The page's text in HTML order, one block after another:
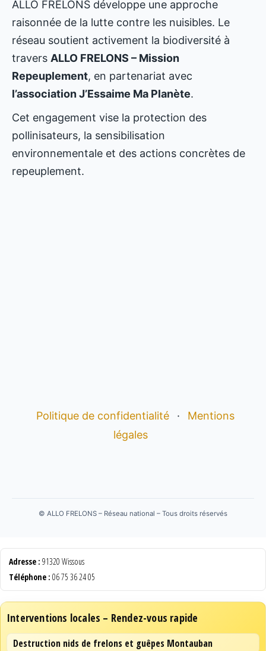
ALLO FRELONS développe une approche
raisonnée de la lutte contre les nuisibles. Le
réseau soutient activement la biodiversité à
travers ALLO FRELONS – Mission
Repeuplement, en partenariat avec
l’association J’Essaime Ma Planète.
Cet engagement vise la protection des
pollinisateurs, la sensibilisation
environnementale et des actions concrètes de
repeuplement.
Politique de confidentialité ·
Mentions
légales
© ALLO FRELONS – Réseau national – Tous droits réservés
Adresse : 91320 Wissous
Téléphone : 06 75 36 24 05
Interventions locales – Rendez-vous rapide
Destruction nids de frelons et guêpes Montauban